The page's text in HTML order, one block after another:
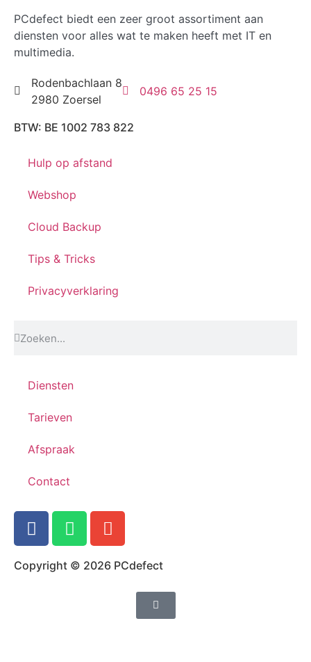
PCdefect biedt een zeer groot assortiment aan
diensten voor alles wat te maken heeft met IT en
multimedia.
Rodenbachlaan 8
2980 Zoersel
0496 65 25 15
BTW: BE 1002 783 822
Hulp op afstand
Webshop
Cloud Backup
Tips & Tricks
Privacyverklaring
Diensten
Tarieven
Afspraak
Contact
Copyright © 2026 PCdefect